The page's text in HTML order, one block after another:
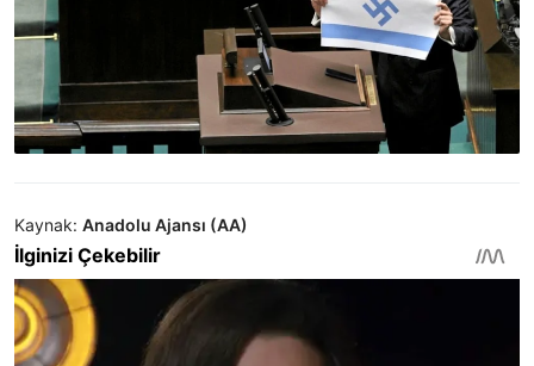
Kaynak: Anadolu Ajansı (AA)